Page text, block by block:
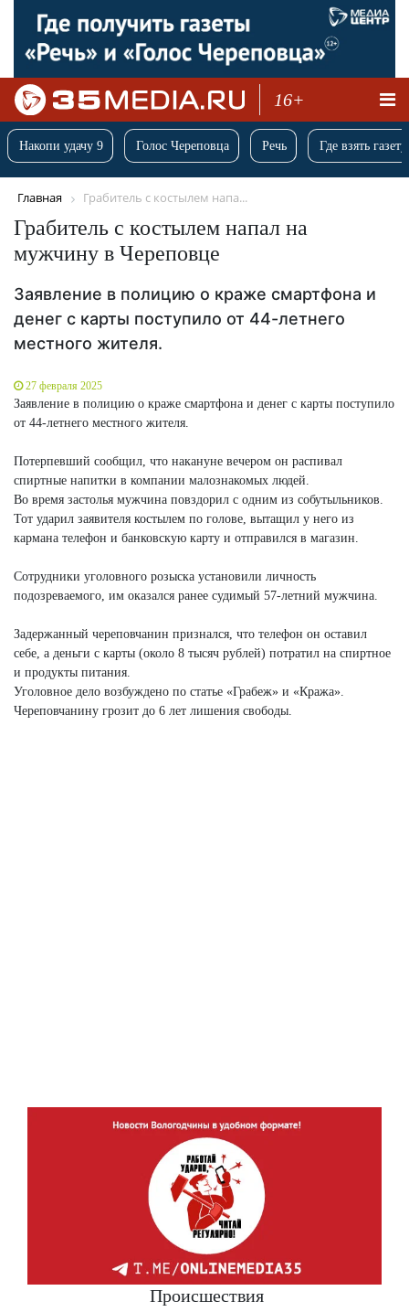
16+
Накопи удачу 9 Голос Череповца Речь Где взять
Главная Грабитель с костылем напа...
Грабитель с костылем напал на
мужчину в Череповце
Заявление в полицию о краже смартфона и
денег с карты поступило от 44-летнего
местного жителя.
27 февраля 2025
Заявление в полицию о краже смартфона и денег с карты поступило
от 44-летнего местного жителя.
Потерпевший сообщил, что накануне вечером он распивал
спиртные напитки в компании малознакомых людей.
Во время застолья мужчина повздорил с одним из собутыльников.
Тот ударил заявителя костылем по голове, вытащил у него из
кармана телефон и банковскую карту и отправился в магазин.
Сотрудники уголовного розыска установили личность
подозреваемого, им оказался ранее судимый 57-летний мужчина.
Задержанный череповчанин признался, что телефон он оставил
себе, а деньги с карты (около 8 тысяч рублей) потратил на спиртное
и продукты питания.
Уголовное дело возбуждено по статье «Грабеж» и «Кража».
Череповчанину грозит до 6 лет лишения свободы.
Происшествия